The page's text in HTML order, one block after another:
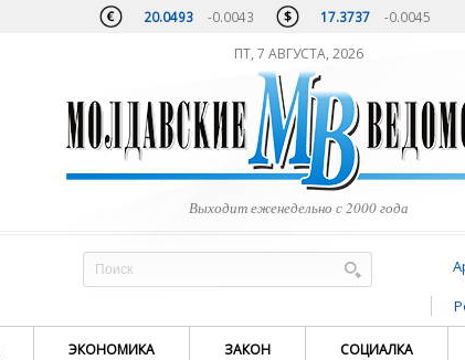
20.0493 -0.0043 17.3737 -0.0045
ПТ, 7 АВГУСТА, 2026
Выходит еженедельно с 2000 года
ЭКОНОМИКА ЗАКОН СОЦИАЛКА